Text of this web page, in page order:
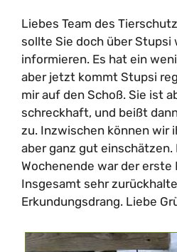
Liebes Team des
sollte Sie doch über Stupsi
informieren. Es hat ein
aber jetzt kommt Stupsi
mir auf den Schoß. Sie ist
schreckhaft, und beißt
zu. Inzwischen können wir
aber ganz gut einschätzen.
Wochenende war der erste
Insgesamt sehr
Erkundungsdrang. Liebe